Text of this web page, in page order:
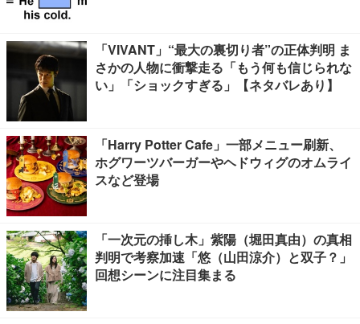
「VIVANT」“最大の裏切り者”の正体判明 ま
さかの人物に衝撃走る「もう何も信じられな
い」「ショックすぎる」【ネタバレあり】
「Harry Potter Cafe」一部メニュー刷新、
ホグワーツバーガーやヘドウィグのオムライ
スなど登場
「一次元の挿し木」紫陽（堀田真由）の真相
判明で考察加速「悠（山田涼介）と双子？」
回想シーンに注目集まる